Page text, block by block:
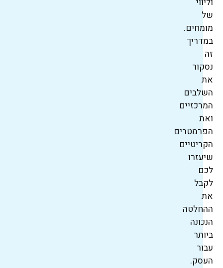
של
מומחים.
במדריך
זה
נסקור
את
השלבים
המרכזיים
ואת
הפרמטרים
הקריטיים
שיעזרו
לכם
לקבל
את
ההחלטה
הנכונה
ביותר
עבור
העסק.